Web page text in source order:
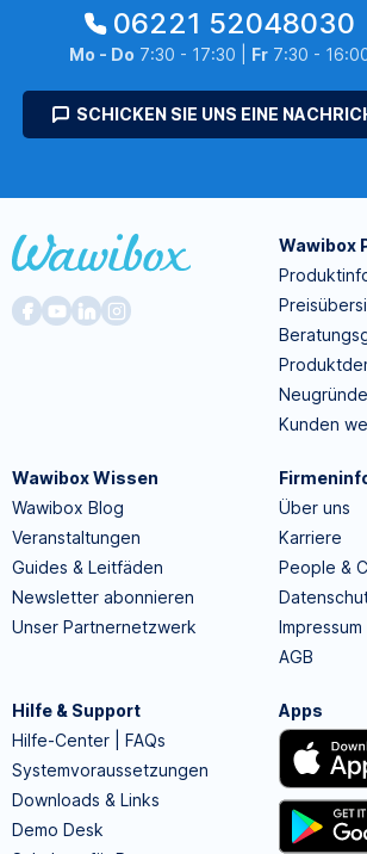
06221 52048030
Mo - Do 7:30 - 17:30 | Fr7:30 -
SCHICKEN SIE UNS EINE
Wawibox
Kunden
Wawibox Wissen
Wawibox Blog
Veranstaltungen
Guides & Leitfäden
Newsletter abonnieren
Unser Partnernetzwerk
Über uns
Karriere
People &
Impressum
AGB
Hilfe & Support
Hilfe-Center | FAQs
Systemvoraussetzungen
Downloads & Links
Demo Desk
Apps